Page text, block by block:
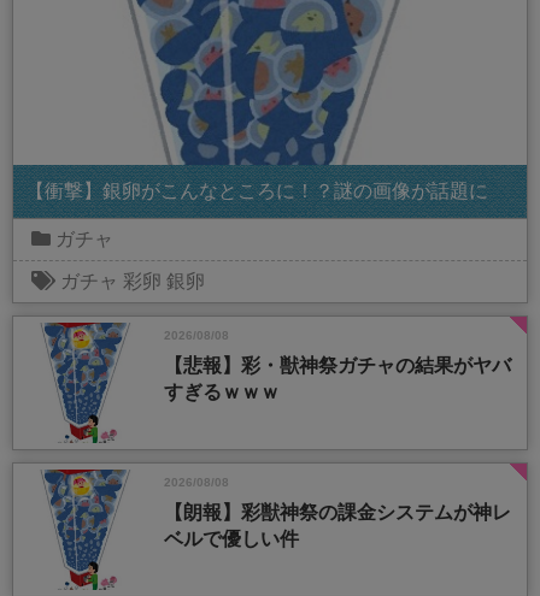
【衝撃】銀卵がこんなところに！？謎の画像が話題に
ガチャ
ガチャ 彩卵 銀卵
2026/08/08
【悲報】彩・獣神祭ガチャの結果がヤバ
すぎるｗｗｗ
2026/08/08
【朗報】彩獣神祭の課金システムが神レ
ベルで優しい件